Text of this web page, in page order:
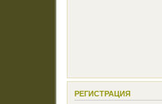
РЕГИСТРАЦИЯ